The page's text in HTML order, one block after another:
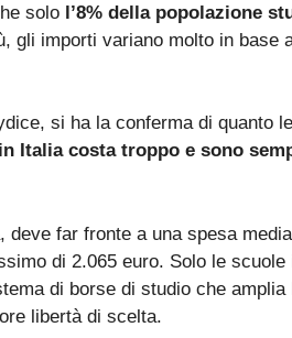
solo l’8% della popolazione
gli importi variano molto in
si ha la conferma di quanto
Italia costa troppo e sono
deve far fronte a una spesa
di 2.065 euro. Solo le
di borse di studio che
libertà di scelta.